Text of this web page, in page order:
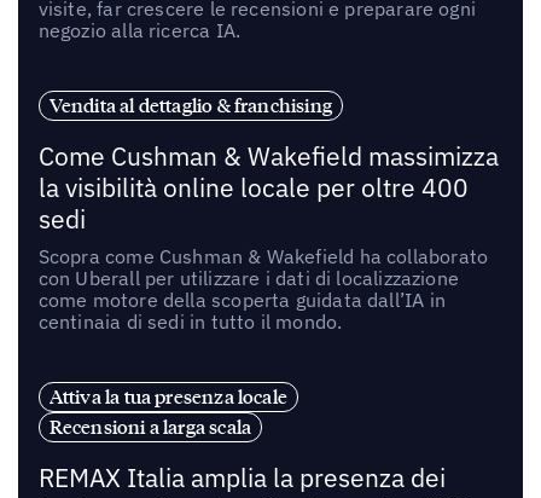
visite, far crescere le recensioni e preparare ogni
negozio alla ricerca IA.
Vendita al dettaglio & franchising
Come Cushman & Wakefield massimizza
la visibilità online locale per oltre 400
sedi
Scopra come Cushman & Wakefield ha collaborato
con Uberall per utilizzare i dati di localizzazione
come motore della scoperta guidata dall’IA in
centinaia di sedi in tutto il mondo.
Attiva la tua presenza locale
Recensioni a larga scala
REMAX Italia amplia la presenza dei